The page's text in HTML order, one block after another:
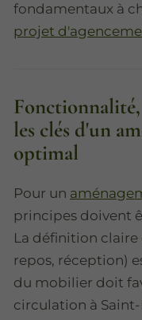
fondamentaux à
projet
les clés d'un
optimal
Pour un
principes doivent
La définition claire
repos, réception)
du mobilier doit
circulation à